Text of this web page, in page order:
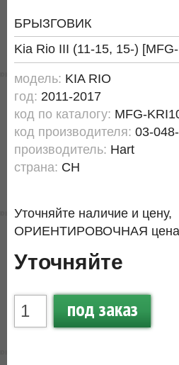
БРЫЗГОВИК
Kia Rio III (11-15, 15-)
модель: KIA RIO
год: 2011-2017
код по каталогу: MFG-
код производителя: 03-
производитель: Hart
страна: CH
Уточняйте наличие и цену,
ОРИЕНТИРОВОЧНАЯ цена
Уточняйте
под заказ